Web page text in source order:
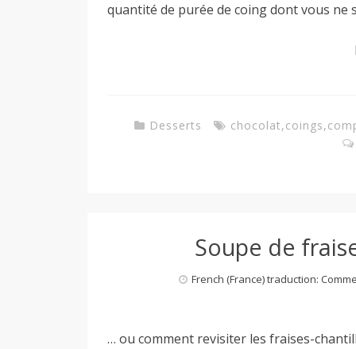
n
quantité de purée de coing dont vous ne
Desserts chocolat,coings,
Soupe de
French (France) traduction:
… ou comment revisiter les fraises-